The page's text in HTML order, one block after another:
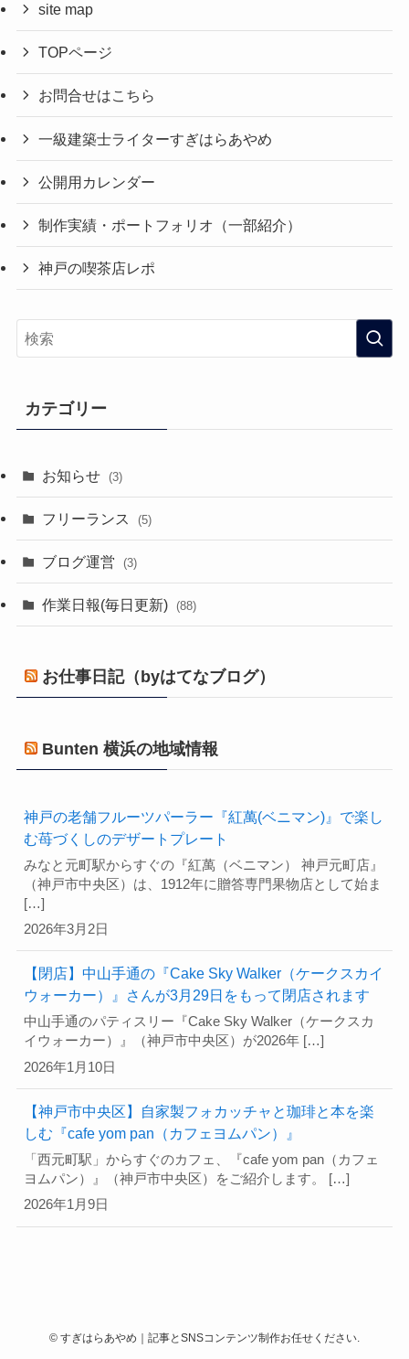
site map
TOPページ
お問合せはこちら
一級建築士ライターすぎはらあやめ
公開用カレンダー
制作実績・ポートフォリオ（一部紹介）
神戸の喫茶店レポ
カテゴリー
お知らせ (3)
フリーランス (5)
ブログ運営 (3)
作業日報(毎日更新) (88)
お仕事日記（byはてなブログ）
Bunten 横浜の地域情報
神戸の老舗フルーツパーラー『紅萬(ベニマン)』で楽し
む苺づくしのデザートプレート
2026年3月2日
みなと元町駅からすぐの『紅萬（ベニマン） 神戸元町店』
（神戸市中央区）は、1912年に贈答専門果物店として始ま
[…]
【閉店】中山手通の『Cake Sky Walker（ケークスカイ
ウォーカー）』さんが3月29日をもって閉店されます
2026年1月10日
中山手通のパティスリー『Cake Sky Walker（ケークスカ
イウォーカー）』（神戸市中央区）が2026年 […]
【神戸市中央区】自家製フォカッチャと珈琲と本を楽
しむ『cafe yom pan（カフェヨムパン）』
2026年1月9日
「西元町駅」からすぐのカフェ、『cafe yom pan（カフェ
ヨムパン）』（神戸市中央区）をご紹介します。 […]
© すぎはらあやめ｜記事とSNSコンテンツ制作お任せください.